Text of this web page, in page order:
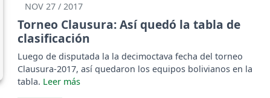
NOV 27 / 2017
Torneo Clausura: Así quedó la tabla de
clasificación
Luego de disputada la la decimoctava fecha del torneo
Clausura-2017, así quedaron los equipos bolivianos en la
tabla.